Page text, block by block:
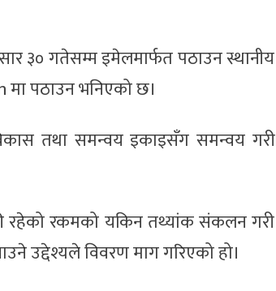
३० गतेसम्म इमेलमार्फत पठाउन स्थानीय
मा पठाउन भनिएको छ।
विकास तथा समन्वय इकाइसँग समन्वय गरी
रहेको रकमको यकिन तथ्यांक संकलन गरी
उद्देश्यले विवरण माग गरिएको हो।